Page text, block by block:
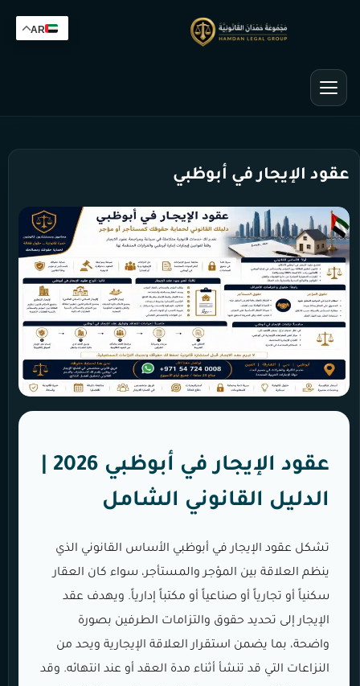
عقود الإيجار في أبوظبي
الدليل القانوني الشامل
تشكل عقود الإيجار في أبوظبي الأساس القانوني الذي
ينظم العلاقة بين المؤجر والمستأجر، سواء كان العقار
سكنياً أو تجارياً أو صناعياً أو مكتباً إدارياً. ويهدف عقد
الإيجار إلى تحديد حقوق والتزامات الطرفين بصورة
واضحة، بما يضمن استقرار العلاقة الإيجارية ويحد من
النزاعات التي قد تنشأ أثناء مدة العقد أو عند انتهائه. وقد
AR